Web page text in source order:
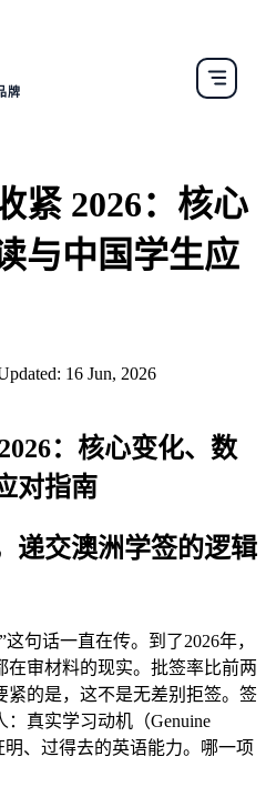
牌
紧 2026：核心
与中国学生应
16 Jun, 2026
：核心变化、数
对指南
递交澳洲学签的逻辑
句话一直在传。到了2026年，
在审材料的现实。批签率比前两
的是，这不是无差别拒签。签
真实学习动机（Genuine
明、过得去的英语能力。哪一项